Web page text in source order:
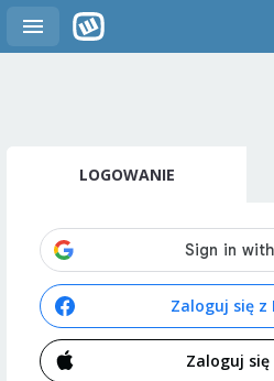
LOGOWANIE
Zaloguj się z
Zaloguj się